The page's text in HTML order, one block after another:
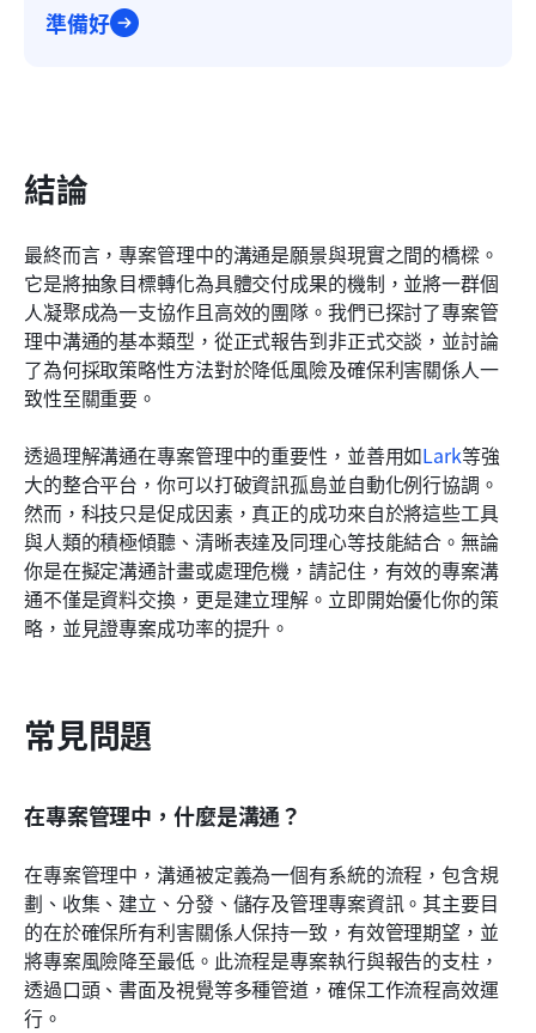
準備好
結論
最終而言，專案管理中的溝通是願景與現實之間的橋樑。
它是將抽象目標轉化為具體交付成果的機制，並將一群個
人凝聚成為一支協作且高效的團隊。我們已探討了專案管
理中溝通的基本類型，從正式報告到非正式交談，並討論
了為何採取策略性方法對於降低風險及確保利害關係人一
致性至關重要。
透過理解溝通在專案管理中的重要性，並善用如Lark等強
大的整合平台，你可以打破資訊孤島並自動化例行協調。
然而，科技只是促成因素，真正的成功來自於將這些工具
與人類的積極傾聽、清晰表達及同理心等技能結合。無論
你是在擬定溝通計畫或處理危機，請記住，有效的專案溝
通不僅是資料交換，更是建立理解。立即開始優化你的策
略，並見證專案成功率的提升。
常見問題
在專案管理中，什麼是溝通？
在專案管理中，溝通被定義為一個有系統的流程，包含規
劃、收集、建立、分發、儲存及管理專案資訊。其主要目
的在於確保所有利害關係人保持一致，有效管理期望，並
將專案風險降至最低。此流程是專案執行與報告的支柱，
透過口頭、書面及視覺等多種管道，確保工作流程高效運
行。